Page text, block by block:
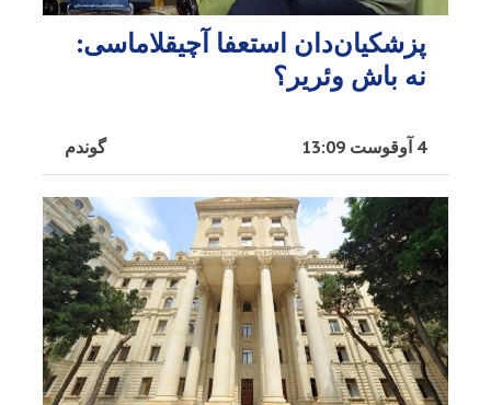
پزشکیان‌دان استعفا آچیقلاماسی:
نه باش وئریر؟
گوندم 4 آوقوست 13:09